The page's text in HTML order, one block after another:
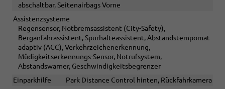
abschaltbar, Seitenairbags Vorne
Assistenzsysteme
Regensensor, Notbremsassistent (City-Safety),
Berganfahrassistent, Spurhalteassistent, Abstandstempomat
adaptiv (ACC), Verkehrzeichenerkennung,
Müdigkeitserkennungs-Sensor, Notrufsystem,
Abstandswarner, Geschwindigkeitsbegrenzer
Einparkhilfe
Park Distance Control hinten, Rückfahrkamera